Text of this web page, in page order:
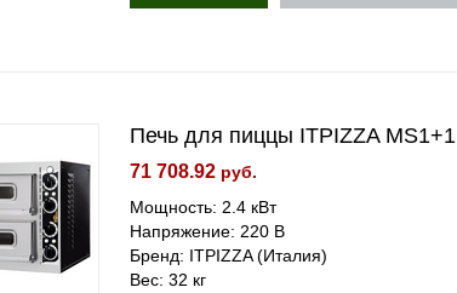
Печь для пиццы ITPIZZA MS1+1
71 708.92 руб.
Мощность: 2.4 кВт
Напряжение: 220 В
Бренд: ITPIZZA (Италия)
Вес: 32 кг